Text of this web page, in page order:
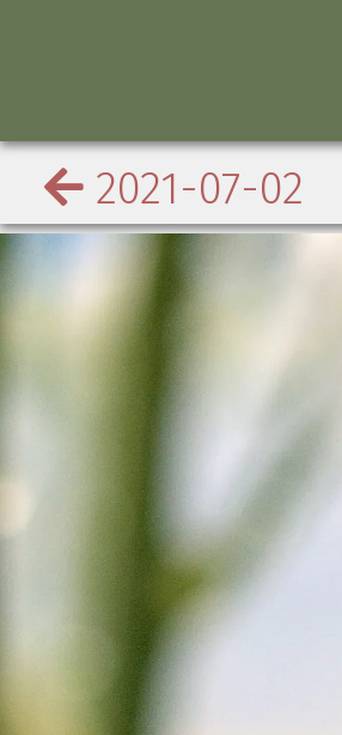
2021-07-02